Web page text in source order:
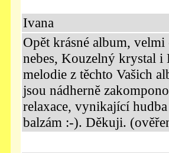
Ivana
Opět krásné album,
nebes, Kouzelný krystal i
melodie z těchto Vašich
jsou nádherně
relaxace, vynikající
balzám :-). Děkuji.